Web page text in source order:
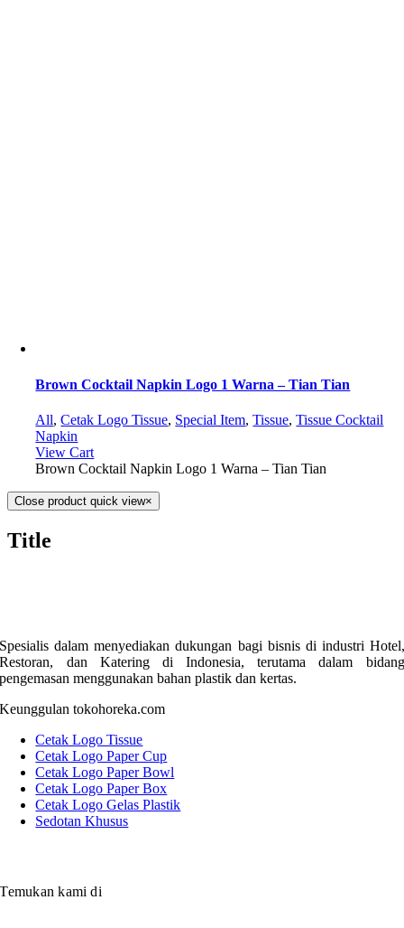
Brown Cocktail Napkin Logo 1 Warna – Tian Tian
All,Cetak Logo Tissue, Special Item,Tissue,Tissue Cocktail
Napkin
View Cart
Brown Cocktail Napkin Logo 1 Warna – Tian Tian
Close product quick view×
Title
Spesialis dalam menyediakan dukungan bagi bisnis di industri Hotel,
Restoran, dan Katering di Indonesia, terutama dalam bidang
pengemasan menggunakan bahan plastik dan kertas.
Keunggulan tokohoreka.com
Cetak Logo Tissue
Cetak Logo Paper Cup
Cetak Logo Paper Bowl
Cetak Logo Paper Box
Cetak Logo Gelas Plastik
Sedotan Khusus
Temukan kami di